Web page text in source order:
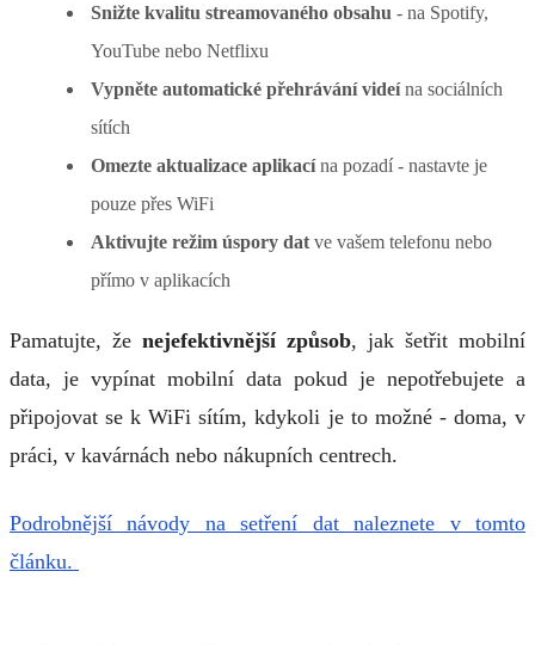
Snižte kvalitu streamovaného obsahu - na Spotify,
YouTube nebo Netflixu
Vypněte automatické přehrávání videína sociálních
sítích
Omezte aktualizace aplikacína pozadí - nastavte je
pouze přes WiFi
Aktivujte režim úspory dat ve vašem telefonu nebo
přímo v aplikacích
Pamatujte, že nejefektivnější způsob, jak šetřit mobilní
data, je vypínat mobilní data pokud je nepotřebujete a
připojovat se k WiFi sítím, kdykoli je to možné - doma, v
práci, v kavárnách nebo nákupních centrech.
Podrobnější návody na setření dat naleznete v tomto
článku.